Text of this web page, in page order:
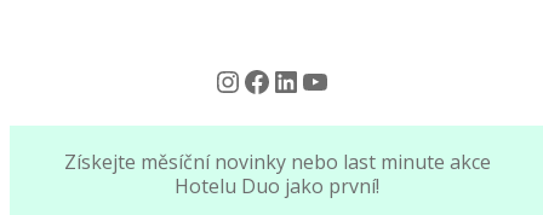
Instagram
Facebook
LinkedIn
YouTube
Získejte měsíční novinky nebo last minute akce
Hotelu Duo jako první!